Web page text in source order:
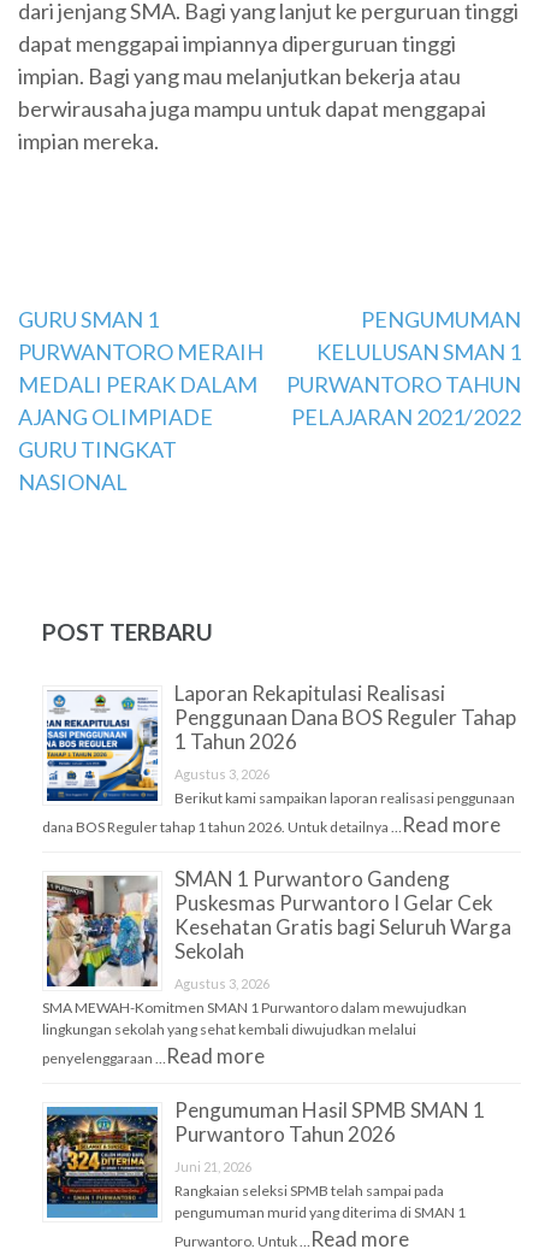
dari jenjang SMA. Bagi yang lanjut ke perguruan tinggi
dapat menggapai impiannya diperguruan tinggi
impian. Bagi yang mau melanjutkan bekerja atau
berwirausaha juga mampu untuk dapat menggapai
impian mereka.
Navigasi
pos
GURU SMAN 1
PURWANTORO MERAIH
MEDALI PERAK DALAM
AJANG OLIMPIADE
GURU TINGKAT
NASIONAL
PENGUMUMAN
KELULUSAN SMAN 1
PURWANTORO TAHUN
PELAJARAN 2021/2022
POST TERBARU
Laporan Rekapitulasi Realisasi
Penggunaan Dana BOS Reguler Tahap
1 Tahun 2026
Agustus 3, 2026
Berikut kami sampaikan laporan realisasi penggunaan
dana BOS Reguler tahap 1 tahun 2026. Untuk detailnya … Read more
SMAN 1 Purwantoro Gandeng
Puskesmas Purwantoro I Gelar Cek
Kesehatan Gratis bagi Seluruh Warga
Sekolah
Agustus 3, 2026
SMA MEWAH-Komitmen SMAN 1 Purwantoro dalam mewujudkan
lingkungan sekolah yang sehat kembali diwujudkan melalui
penyelenggaraan … Read more
Pengumuman Hasil SPMB SMAN 1
Purwantoro Tahun 2026
Juni 21, 2026
Rangkaian seleksi SPMB telah sampai pada
pengumuman murid yang diterima di SMAN 1
Purwantoro. Untuk … Read more